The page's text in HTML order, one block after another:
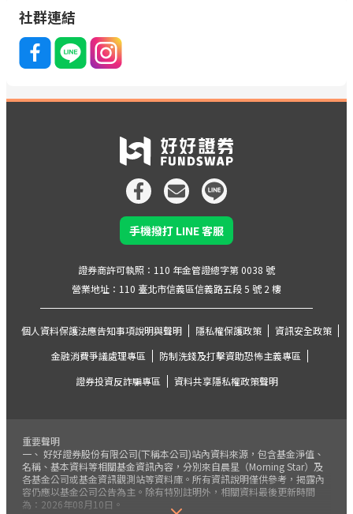
社群連結
手機撥打 LINE 客服
證券商許可執照：110 年金管證總字第 0038 號
個人資料保護法應告知事項說明與聲明 隱私權保護政策
資訊安全政策
金融消費爭議處理專區
防制洗錢及打擊資助恐怖主義專區
證券投資反詐騙專區
資料共享隱私權政策聲明
營業地址：110 臺北市信義區信義路五段 5 號 2 樓
重要聲明
一、 好好證券股份有限公司(下稱本公司)站內資料來源，包含基金淨值、
名稱、基本資料等相關基金資訊內容，分別來自晨星（Morning Star）及
各基金公司或基金資訊觀測站等資料庫。所有資訊說明僅供參考，揭露內
容仍應以基金公司公告為主。除有特別註明外，相關資料最後更新時間
為：2026年08月10日。